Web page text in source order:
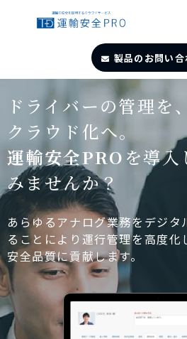
製品のお問い合
TOP
導入事例
製品・サービス
自動点呼
遠隔点呼
お役立ちサイト
ドライバーの管理を、
クラウド化へ。
運輸安全PRO を導入
みませんか？
あらゆるアナログ業務をデジ
ることにより運行管理を高度化
安全品質に貢献します。